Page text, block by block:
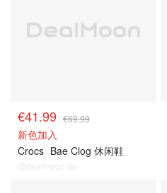
€41.99 €69.99
新色加入
Crocs Bae Clog 休闲鞋
@dealmoon.de